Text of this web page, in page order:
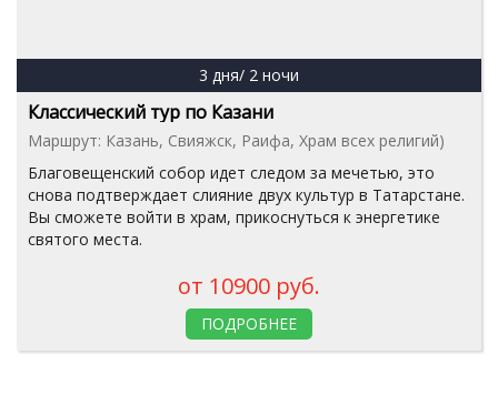
3 дня/ 2 ночи
Классический тур по Казани
Маршрут: Казань, Свияжск, Раифа, Храм всех религий)
Благовещенский собор идет следом за мечетью, это
снова подтверждает слияние двух культур в Татарстане.
Вы сможете войти в храм, прикоснуться к энергетике
святого места.
от 10900 руб.
ПОДРОБНЕЕ